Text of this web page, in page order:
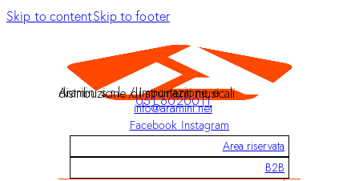
Skip to contentSkip to footer
Aramini s.r.l. / Importazione e distribuzione di strumenti musicali
051 6020011
info@aramini.net
Facebook Instagram
Area riservata
B2B